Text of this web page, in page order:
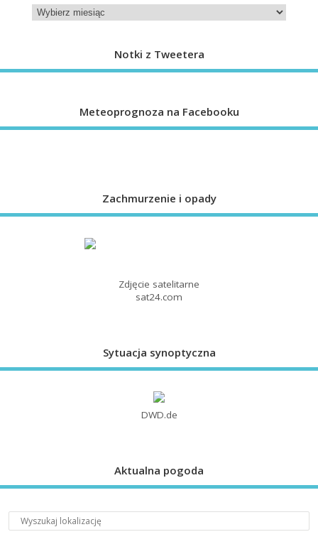
Notki z Tweetera
Meteoprognoza na Facebooku
Zachmurzenie i opady
Zdjęcie satelitarne
sat24.com
Sytuacja synoptyczna
DWD.de
Aktualna pogoda